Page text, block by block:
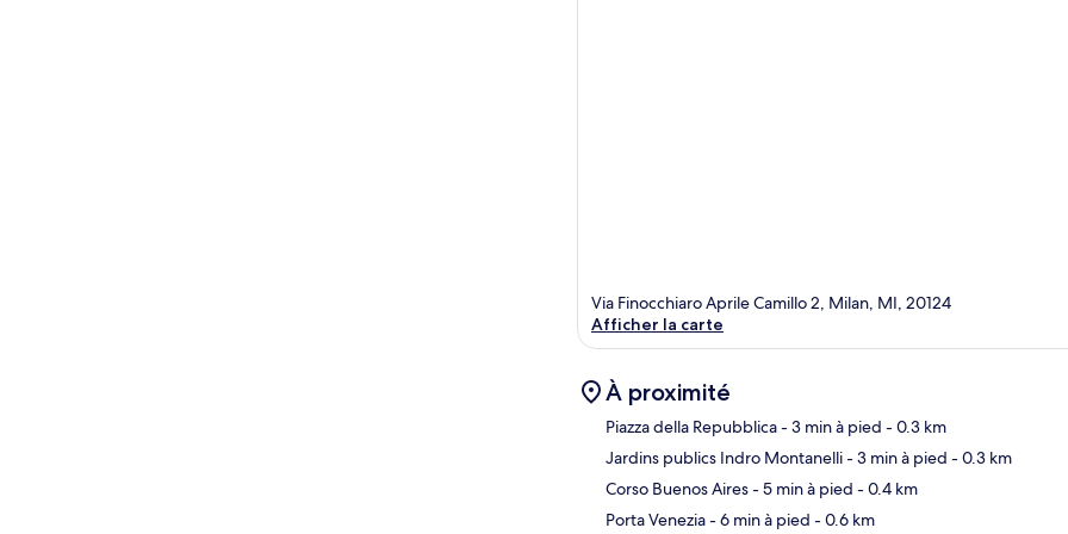
Via Finocchiaro Aprile Camillo 2, Milan, MI, 20124
Afficher la carte
À proximité
Piazza della Repubblica- 3 min à pied - 0.3 km
Jardins publics Indro Montanelli- 3 min à pied - 0.3 km
Corso Buenos Aires- 5 min à pied - 0.4 km
Porta Venezia- 6 min à pied - 0.6 km